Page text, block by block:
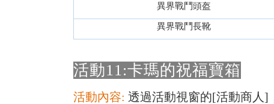
異界戰鬥頭盔
異界戰鬥長靴
活動11:卡瑪的祝福寶箱
活動內容: 透過活動視窗的[活動商人]